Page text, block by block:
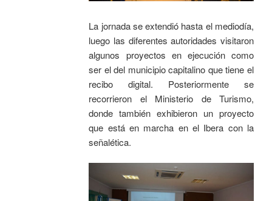
La jornada se extendió hasta el mediodía,
luego las diferentes autoridades visitaron
algunos proyectos en ejecución como
ser el del municipio capitalino que tiene el
recibo digital. Posteriormente se
recorrieron el Ministerio de Turismo,
donde también exhibieron un proyecto
que está en marcha en el Ibera con la
señalética.